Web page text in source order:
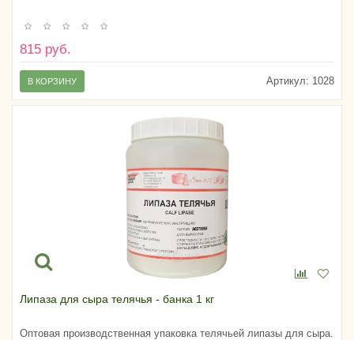
815 руб.
Артикул: 1028
В КОРЗИНУ
Липаза для сыра телячья - банка 1 кг
Оптовая производственная упаковка телячьей липазы для сыра.